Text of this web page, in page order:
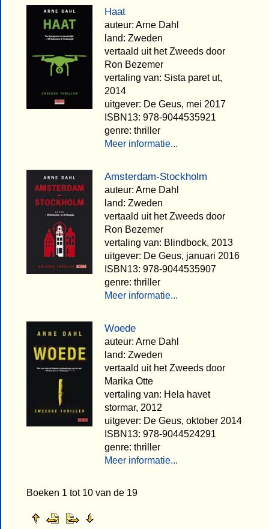
Haat
auteur: Arne Dahl
land: Zweden
vertaald uit het Zweeds door
Ron Bezemer
vertaling van: Sista paret ut,
2014
uitgever: De Geus, mei 2017
ISBN13: 978-9044535921
genre: thriller
Meer informatie...
Amsterdam-Stockholm
auteur: Arne Dahl
land: Zweden
vertaald uit het Zweeds door
Ron Bezemer
vertaling van: Blindbock, 2013
uitgever: De Geus, januari 2016
ISBN13: 978-9044535907
genre: thriller
Meer informatie...
Woede
auteur: Arne Dahl
land: Zweden
vertaald uit het Zweeds door
Marika Otte
vertaling van: Hela havet
stormar, 2012
uitgever: De Geus, oktober 2014
ISBN13: 978-9044524291
genre: thriller
Meer informatie...
Boeken 1 tot 10 van de 19